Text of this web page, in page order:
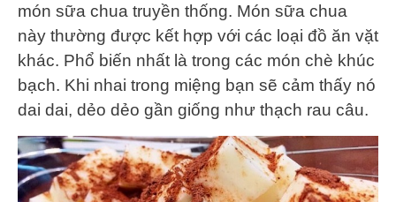
món sữa chua truyền thống. Món sữa chua
này thường được kết hợp với các loại đồ ăn vặt
khác. Phổ biến nhất là trong các món chè khúc
bạch. Khi nhai trong miệng bạn sẽ cảm thấy nó
dai dai, dẻo dẻo gần giống như thạch rau câu.